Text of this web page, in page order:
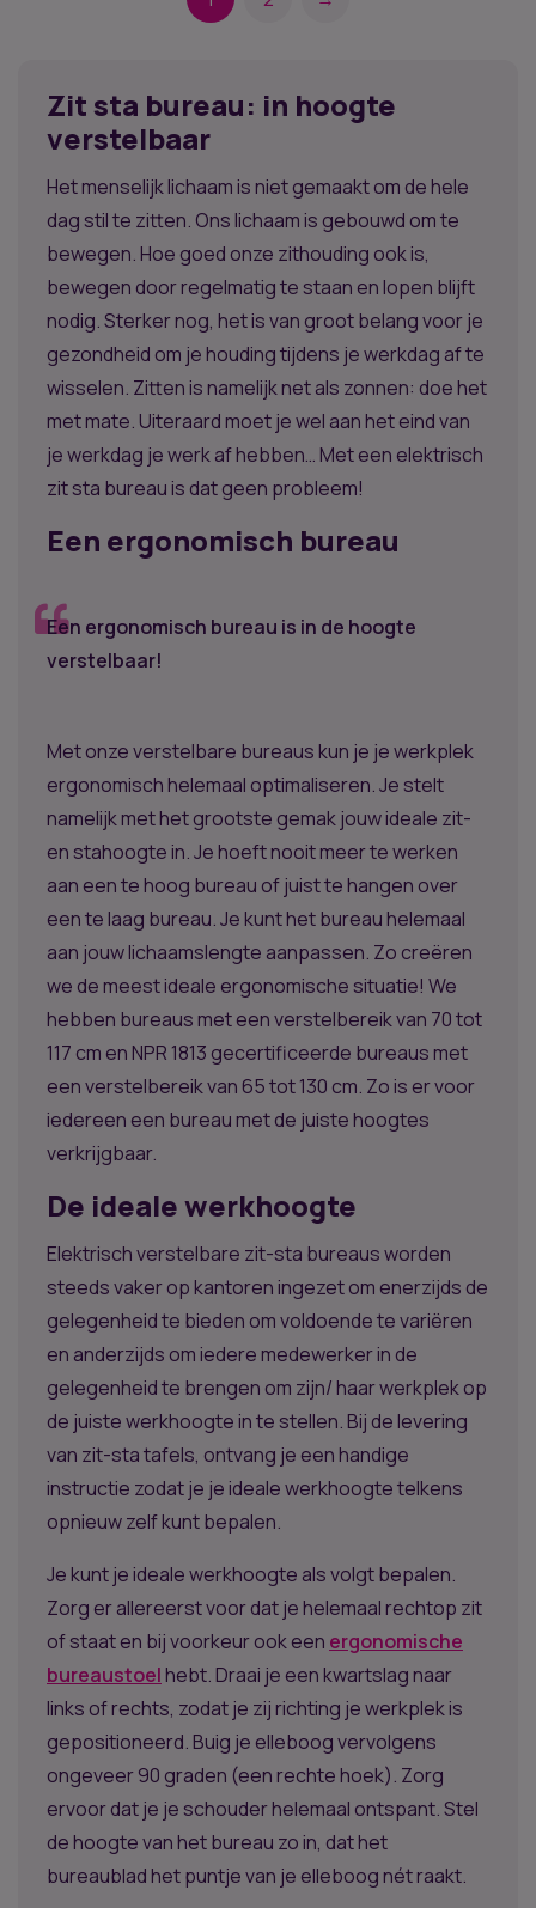
Zit sta bureau: in hoogte
verstelbaar
Het menselijk lichaam is niet gemaakt om de hele
dag stil te zitten. Ons lichaam is gebouwd om te
bewegen. Hoe goed onze zithouding ook is,
bewegen door regelmatig te staan en lopen blijft
nodig. Sterker nog, het is van groot belang voor je
gezondheid om je houding tijdens je werkdag af te
wisselen. Zitten is namelijk net als zonnen: doe het
met mate. Uiteraard moet je wel aan het eind van
je werkdag je werk af hebben… Met een elektrisch
zit sta bureau is dat geen probleem!
Een ergonomisch bureau
Een ergonomisch bureau is in de hoogte
verstelbaar!
Met onze verstelbare bureaus kun je je werkplek
ergonomisch helemaal optimaliseren. Je stelt
namelijk met het grootste gemak jouw ideale zit-
en stahoogte in. Je hoeft nooit meer te werken
aan een te hoog bureau of juist te hangen over
een te laag bureau. Je kunt het bureau helemaal
aan jouw lichaamslengte aanpassen. Zo creëren
we de meest ideale ergonomische situatie! We
hebben bureaus met een verstelbereik van 70 tot
117 cm en NPR 1813 gecertificeerde bureaus met
een verstelbereik van 65 tot 130 cm. Zo is er voor
iedereen een bureau met de juiste hoogtes
verkrijgbaar.
De ideale werkhoogte
Elektrisch verstelbare zit-sta bureaus worden
steeds vaker op kantoren ingezet om enerzijds de
gelegenheid te bieden om voldoende te variëren
en anderzijds om iedere medewerker in de
gelegenheid te brengen om zijn/ haar werkplek op
de juiste werkhoogte in te stellen. Bij de levering
van zit-sta tafels, ontvang je een handige
instructie zodat je je ideale werkhoogte telkens
opnieuw zelf kunt bepalen.
Je kunt je ideale werkhoogte als volgt bepalen.
Zorg er allereerst voor dat je helemaal rechtop zit
of staat en bij voorkeur ook een ergonomische
bureaustoelhebt. Draai je een kwartslag naar
links of rechts, zodat je zij richting je werkplek is
gepositioneerd. Buig je elleboog vervolgens
ongeveer 90 graden (een rechte hoek). Zorg
ervoor dat je je schouder helemaal ontspant. Stel
de hoogte van het bureau zo in, dat het
bureaublad het puntje van je elleboog nét raakt.